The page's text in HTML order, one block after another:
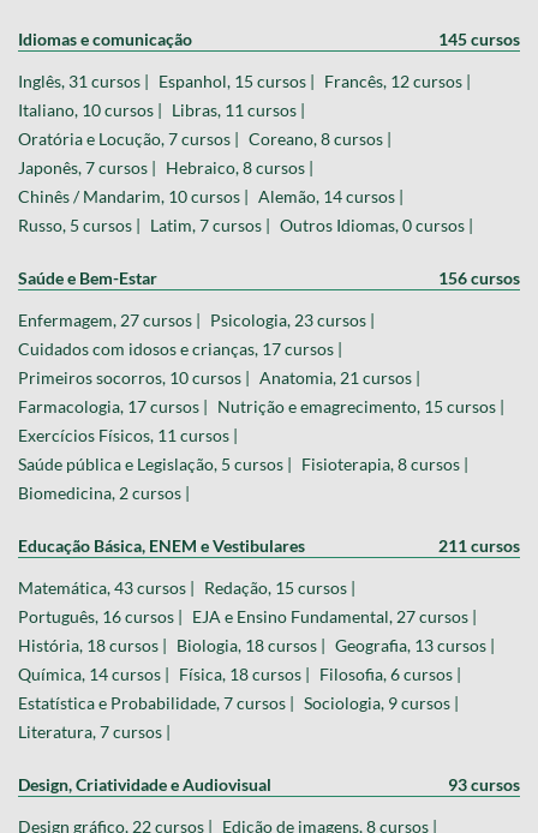
Idiomas e comunicação 145 cursos
Inglês, 31 cursos | Espanhol, 15 cursos | Francês, 12 cursos |
Italiano, 10 cursos | Libras, 11 cursos |
Oratória e Locução, 7 cursos | Coreano, 8 cursos |
Japonês, 7 cursos | Hebraico, 8 cursos |
Chinês / Mandarim, 10 cursos | Alemão, 14 cursos |
Russo, 5 cursos | Latim, 7 cursos | Outros Idiomas, 0 cursos |
Saúde e Bem-Estar 156 cursos
Enfermagem, 27 cursos | Psicologia, 23 cursos |
Cuidados com idosos e crianças, 17 cursos |
Primeiros socorros, 10 cursos | Anatomia, 21 cursos |
Farmacologia, 17 cursos | Nutrição e emagrecimento, 15 cursos |
Exercícios Físicos, 11 cursos |
Saúde pública e Legislação, 5 cursos | Fisioterapia, 8 cursos |
Biomedicina, 2 cursos |
Educação Básica, ENEM e Vestibulares 211 cursos
Matemática, 43 cursos | Redação, 15 cursos |
Português, 16 cursos | EJA e Ensino Fundamental, 27 cursos |
História, 18 cursos | Biologia, 18 cursos | Geografia, 13 cursos |
Química, 14 cursos | Física, 18 cursos | Filosofia, 6 cursos |
Estatística e Probabilidade, 7 cursos | Sociologia, 9 cursos |
Literatura, 7 cursos |
Design, Criatividade e Audiovisual 93 cursos
Design gráfico, 22 cursos | Edição de imagens, 8 cursos |